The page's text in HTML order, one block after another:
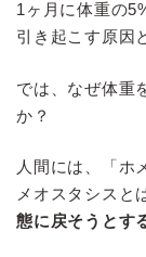
1ヶ月に体重の
引き起こす原因
では、なぜ体重
か？
人間には、「ホ
メオスタシスと
態に戻そうとす